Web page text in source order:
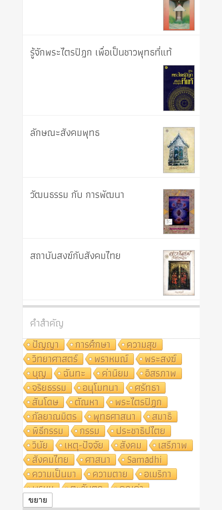
รู้จักพระไตรปิฎก เพื่อเป็นชาวพุทธที่แท้
ลักษณะสังคมพุทธ
วัฒนธรรม กับ การพัฒนา
สถาบันสงฆ์กับสังคมไทย
คำสำคัญ
ปัญญา
การศึกษา
ความสุข
วิทยาศาสตร์
พราหมณ์
พระสงฆ์
บุญ
ฉันทะ ค่านิยม
อิสรภาพ
จริยธรรม
อนุโมทนา
ศรัทธา
สันโดษ
ตัณหา
พระไตรปิฎก
กัลยาณมิตร
พุทธศาสนา
สมาธิ
พิธีกรรม
กรรม
ประชาธิปไตย
วินัย
เหตุ-ปัจจัย สังคม
เสรีภาพ
สังคมไทย
ศาสนา
Samādhi
ความเป็นมา
ความตาย
อเมริกา
พรหม
ตะวันตก
คุณค่า
ปฏิจจสมุปบาท
ขยาย